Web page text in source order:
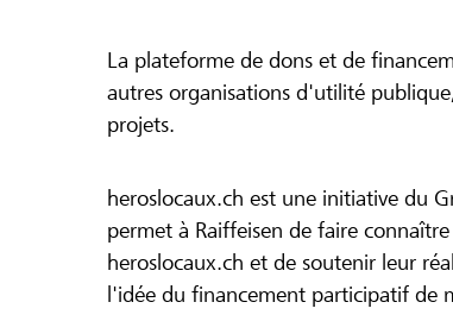
La plateforme de dons et de
autres organisations d'utilité
projets.
heroslocaux.ch est une initiative du
permet à Raiffeisen de faire
heroslocaux.ch et de soutenir leur
l'idée du financement participatif de